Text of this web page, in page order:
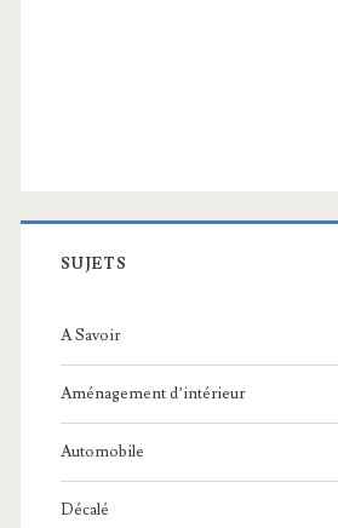
SUJETS
A Savoir
Aménagement d’intérieur
Automobile
Décalé